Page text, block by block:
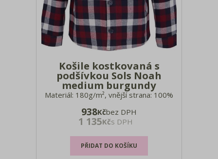
Košile kostkovaná s
podšívkou Sols Noah
medium burgundy
Materiál: 180g/m², vnější strana: 100%
recyklovaný polyester, podšívka: 100%
recyklovaný polyesterový taft Košilový
límec, manžety na knoflíčky s
rozparkem, 1 vnitřní kapsa se suchým
zipem, 2 náprsní kapsy s klopou a kn
938Kčbez DPH
1 135Kčs DPH